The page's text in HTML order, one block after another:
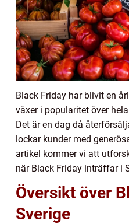
Black Friday har blivit en
växer i popularitet över
Det är en dag då
lockar kunder med
artikel kommer vi att
när Black Friday inträffar i
Översikt över
Sverige